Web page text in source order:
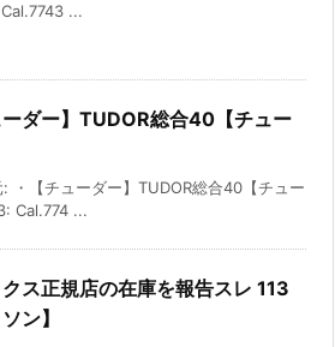
...
ーダー】TUDOR総合40【チュー
: ・【チューダー】TUDOR総合40【チュー
Cal.774 ...
クス正規店の在庫を報告スレ 113
ン】